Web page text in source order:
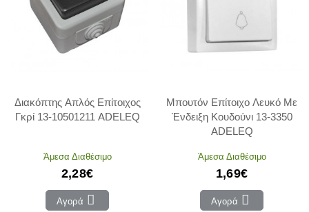
Διακόπτης Απλός Επίτοιχος
Γκρί 13-10501211 ADELEQ
Άμεσα Διαθέσιμο
2,28€
Αγορά
Μπουτόν Επίτοιχο Λευκό Με
Ένδειξη Κουδούνι 13-3350
ADELEQ
Άμεσα Διαθέσιμο
1,69€
Αγορά